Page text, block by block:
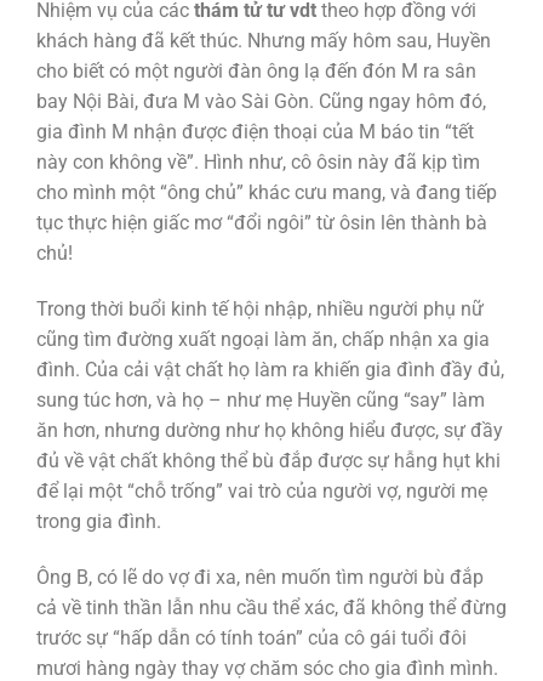
Nhiệm vụ của các thám tử tư vdt theo hợp đồng với
khách hàng đã kết thúc. Nhưng mấy hôm sau, Huyền
cho biết có một người đàn ông lạ đến đón M ra sân
bay Nội Bài, đưa M vào Sài Gòn. Cũng ngay hôm đó,
gia đình M nhận được điện thoại của M báo tin “tết
này con không về”. Hình như, cô ôsin này đã kịp tìm
cho mình một “ông chủ” khác cưu mang, và đang tiếp
tục thực hiện giấc mơ “đổi ngôi” từ ôsin lên thành bà
chủ!
Trong thời buổi kinh tế hội nhập, nhiều người phụ nữ
cũng tìm đường xuất ngoại làm ăn, chấp nhận xa gia
đình. Của cải vật chất họ làm ra khiến gia đình đầy đủ,
sung túc hơn, và họ – như mẹ Huyền cũng “say” làm
ăn hơn, nhưng dường như họ không hiểu được, sự đầy
đủ về vật chất không thể bù đắp được sự hẫng hụt khi
để lại một “chỗ trống” vai trò của người vợ, người mẹ
trong gia đình.
Ông B, có lẽ do vợ đi xa, nên muốn tìm người bù đắp
cả về tinh thần lẫn nhu cầu thể xác, đã không thể đừng
trước sự “hấp dẫn có tính toán” của cô gái tuổi đôi
mươi hàng ngày thay vợ chăm sóc cho gia đình mình.